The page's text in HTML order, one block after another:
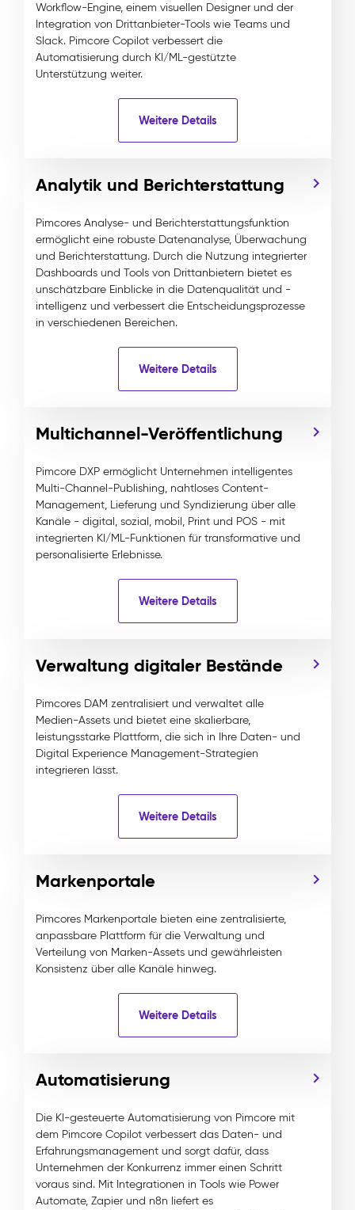
Workflow-Engine, einem visuellen Designer und der
Integration von Drittanbieter-Tools wie Teams und
Slack. Pimcore Copilot verbessert die
Automatisierung durch KI/ML-gestützte
Unterstützung weiter.
Weitere Details
Analytik und Berichterstattung
Pimcores Analyse- und Berichterstattungsfunktion
ermöglicht eine robuste Datenanalyse, Überwachung
und Berichterstattung. Durch die Nutzung integrierter
Dashboards und Tools von Drittanbietern bietet es
unschätzbare Einblicke in die Datenqualität und -
intelligenz und verbessert die Entscheidungsprozesse
in verschiedenen Bereichen.
Weitere Details
Multichannel-Veröffentlichung
Pimcore DXP ermöglicht Unternehmen intelligentes
Multi-Channel-Publishing, nahtloses Content-
Management, Lieferung und Syndizierung über alle
Kanäle - digital, sozial, mobil, Print und POS - mit
integrierten KI/ML-Funktionen für transformative und
personalisierte Erlebnisse.
Weitere Details
Verwaltung digitaler Bestände
Pimcores DAM zentralisiert und verwaltet alle
Medien-Assets und bietet eine skalierbare,
leistungsstarke Plattform, die sich in Ihre Daten- und
Digital Experience Management-Strategien
integrieren lässt.
Weitere Details
Markenportale
Pimcores Markenportale bieten eine zentralisierte,
anpassbare Plattform für die Verwaltung und
Verteilung von Marken-Assets und gewährleisten
Konsistenz über alle Kanäle hinweg.
Weitere Details
Automatisierung
Die KI-gesteuerte Automatisierung von Pimcore mit
dem Pimcore Copilot verbessert das Daten- und
Erfahrungsmanagement und sorgt dafür, dass
Unternehmen der Konkurrenz immer einen Schritt
voraus sind. Mit Integrationen in Tools wie Power
Automate, Zapier und n8n liefert es